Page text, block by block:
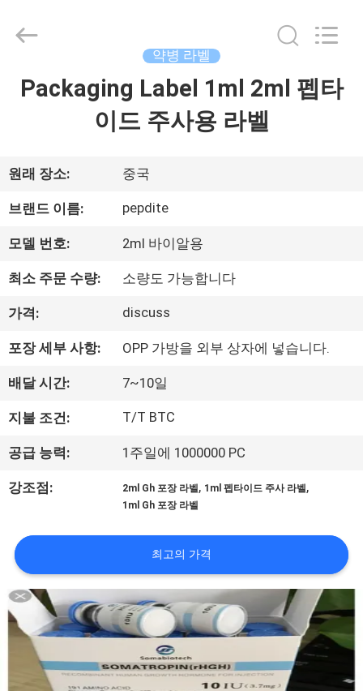
집
품
우
리
여
공
장
행
품
질
2017
Industry
약병 라벨
Packaging Label 1ml 2ml 펩타
이드 주사용 라벨
원래 장소: 중국
브랜드 이름: pepdite
모델 번호: 2ml 바이알용
최소 주문 수량: 소량도 가능합니다
가격: discuss
포장 세부 사항: OPP 가방을 외부 상자에 넣습니다.
배달 시간: 7~10일
지불 조건: T/T BTC
공급 능력: 1주일에 1000000 PC
강조점: 2ml Gh 포장 라벨, 1ml 펩타이드 주사 라벨,
1ml Gh 포장 라벨
최고의 가격